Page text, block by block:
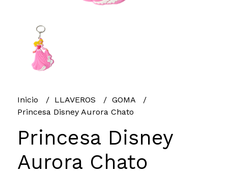
Inicio LLAVEROS
GOMA
Princesa Disney Aurora Chato
Princesa Disney
Aurora Chato